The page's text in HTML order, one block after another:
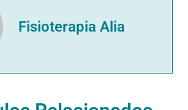
Fisioterapia Alia